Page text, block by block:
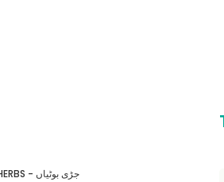
HERBS - جڑی بوٹیاں